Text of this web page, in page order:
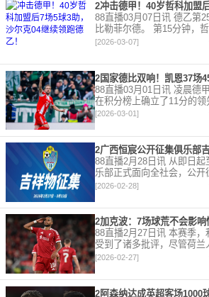
88直播03月07日讯 德乙第
比勒菲尔德。 第15分钟，
借哲科的进球沙尔克04成
[2026-03-07]
88直播03月01日讯 凌晨德
在积分榜上确立了11分的领
演双响。 本赛季32岁的凯
在到目前为止保持全勤，出
[2026-03-01]
88直播2月28日讯 从即日
乐部正式面向全社会，公
要求 1. 主体形象：必须为
[2026-02-28]
88直播2月27日讯 本赛季
受到了诸多批评，尽管荷兰
在接受天空体育采访时，
队对赛季目前情况的看法
赛季并
[2026-02-27]